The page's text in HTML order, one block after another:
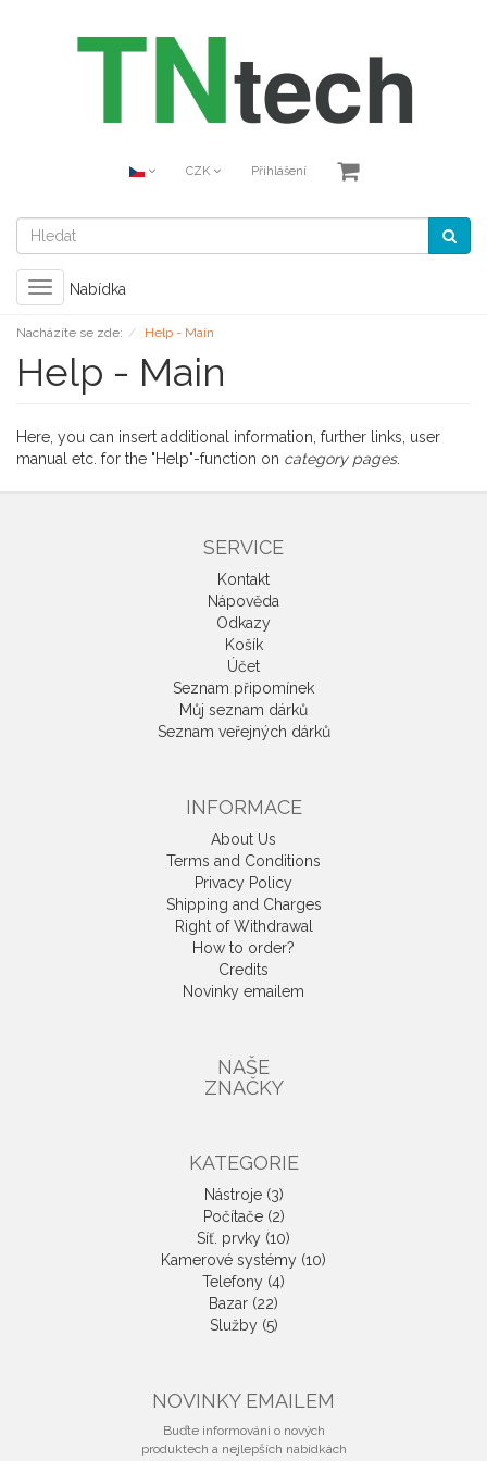
CZK Přihlášení
Toggle
navigation
Nabídka
Nacházíte se zde: Help - Main
Help - Main
Here, you can insert additional information, further links, user
manual etc. for the "Help"-function on category pages.
SERVICE
Kontakt
Nápověda
Odkazy
Košík
Účet
Seznam připomínek
Můj seznam dárků
Seznam veřejných dárků
INFORMACE
About Us
Terms and Conditions
Privacy Policy
Shipping and Charges
Right of Withdrawal
How to order?
Credits
Novinky emailem
NAŠE
ZNAČKY
KATEGORIE
Nástroje (3)
Počítače (2)
Síť. prvky (10)
Kamerové systémy (10)
Telefony (4)
Bazar (22)
Služby (5)
NOVINKY EMAILEM
Buďte informováni o nových
produktech a nejlepších nabídkách